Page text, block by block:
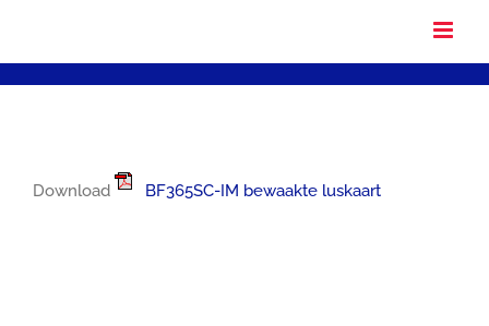
Download BF365SC-IM bewaakte luskaart